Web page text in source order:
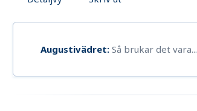
Augustivädret: Så brukar det vara...